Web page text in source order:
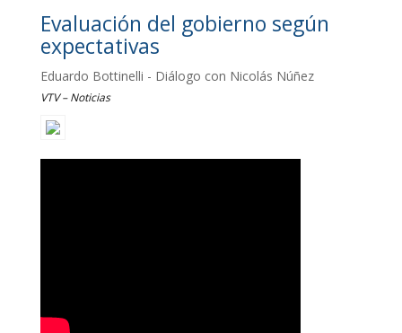
Evaluación del gobierno según
expectativas
Eduardo Bottinelli - Diálogo con Nicolás Núñez
VTV – Noticias